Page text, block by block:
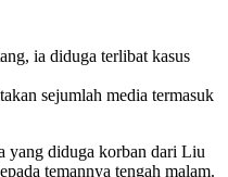
ia diduga terlibat kasus
sejumlah media termasuk
yang diduga korban dari Liu
temannya tengah malam.